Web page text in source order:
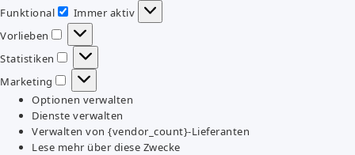
Funktional
Funktional
Immer aktiv
Vorlieben
Vorlieben
Statistiken
Statistiken
Marketing
Marketing
Optionen verwalten
Dienste verwalten
Verwalten von {vendor_count}-Lieferanten
Lese mehr über diese Zwecke